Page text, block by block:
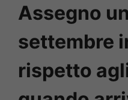
Assegno
settembre
rispetto